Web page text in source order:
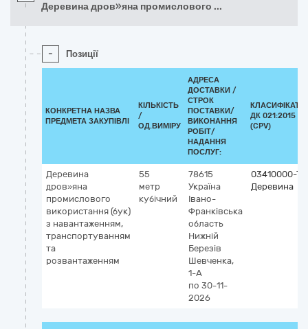
Деревина дров»яна промислового ...
- Позиції
КОНКРЕТНА НАЗВА
ПРЕДМЕТА ЗАКУПІВЛІ
КІЛЬКІСТЬ
/
ОД.ВИМІРУ
АДРЕСА
ДОСТАВКИ /
СТРОК
ПОСТАВКИ/
ВИКОНАННЯ
РОБІТ/
НАДАННЯ
ПОСЛУГ:
ДК 021:2015
(CPV)
Деревина
дров»яна
промислового
використання (бук)
з навантаженням,
транспортуванням
та
розвантаженням
55
метр
кубічний
78615
Україна
Івано-
Франківська
область
Нижній
Березів
Шевченка,
1-А
по 30-11-
2026
03410000-7
Деревина